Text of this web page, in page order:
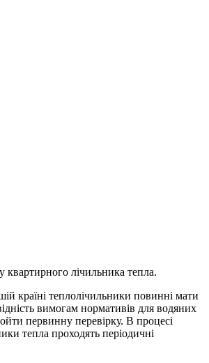
лічильника тепла.
країні теплолічильники повинні мати
вимогам нормативів для водяних
первинну перевірку. В процесі
тепла проходять періодичні